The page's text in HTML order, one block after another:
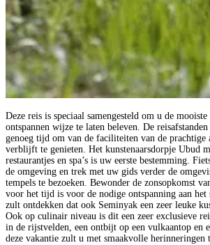
Deze reis is speciaal samengesteld om u de
ontspannen wijze te laten beleven. De
genoeg tijd om van de faciliteiten van de prachtige
verblijft te genieten. Het kunstenaarsdorpje Ubud
restaurantjes en spa’s is uw eerste bestemming.
de omgeving en trek met uw gids verder de
tempels te bezoeken. Bewonder de zonsopkomst
voor het tijd is voor de nodige ontspanning aan het
zult ontdekken dat ook Seminyak een zeer leuke
Ook op culinair niveau is dit een zeer exclusieve
in de rijstvelden, een ontbijt op een vulkaantop en
deze vakantie zult u met smaakvolle herinneringen